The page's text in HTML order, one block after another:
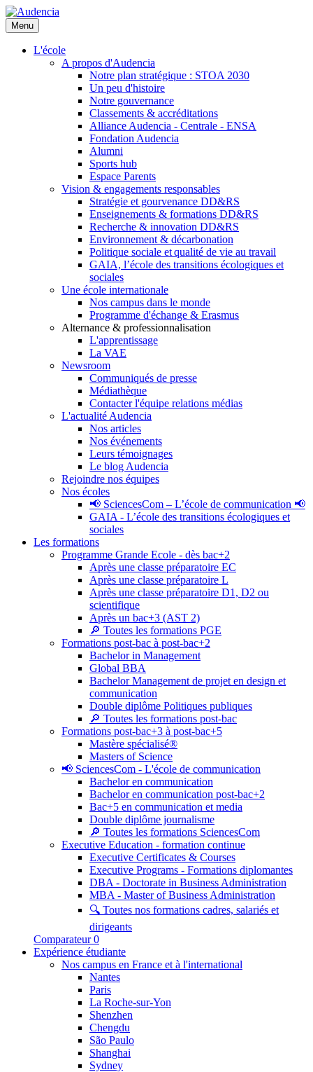
Aller
au
contenu
principal
Menu
L'école
A propos d'Audencia
Notre plan stratégique : STOA 2030
Un peu d'histoire
Notre gouvernance
Classements & accréditations
Alliance Audencia - Centrale - ENSA
Fondation Audencia
Alumni
Sports hub
Espace Parents
Vision & engagements responsables
Stratégie et gourvenance DD&RS
Enseignements & formations DD&RS
Recherche & innovation DD&RS
Environnement & décarbonation
Politique sociale et qualité de vie au travail
GAIA, l’école des transitions écologiques et
sociales
Une école internationale
Nos campus dans le monde
Programme d'échange & Erasmus
Alternance & professionnalisation
L'apprentissage
La VAE
Newsroom
Communiqués de presse
Médiathèque
Contacter l'équipe relations médias
L'actualité Audencia
Nos articles
Nos événements
Leurs témoignages
Le blog Audencia
Rejoindre nos équipes
Nos écoles
📢 SciencesCom – L’école de communication 📢
GAIA - L’école des transitions écologiques et
sociales
Les formations
Programme Grande Ecole - dès bac+2
Après une classe préparatoire EC
Après une classe préparatoire L
Après une classe préparatoire D1, D2 ou
scientifique
Après un bac+3 (AST 2)
🔎 Toutes les formations PGE
Formations post-bac à post-bac+2
Bachelor in Management
Global BBA
Bachelor Management de projet en design et
communication
Double diplôme Politiques publiques
🔎 Toutes les formations post-bac
Formations post-bac+3 à post-bac+5
Mastère spécialisé®
Masters of Science
📢 SciencesCom - L'école de communication
Bachelor en communication
Bachelor en communication post-bac+2
Bac+5 en communication et media
Double diplôme journalisme
🔎 Toutes les formations SciencesCom
Executive Education - formation continue
Executive Certificates & Courses
Executive Programs - Formations diplomantes
DBA - Doctorate in Business Administration
MBA - Master of Business Administration
🔍 Toutes nos formations cadres, salariés et
dirigeants
Comparateur 0
Expérience étudiante
Nos campus en France et à l'international
Nantes
Paris
La Roche-sur-Yon
Shenzhen
Chengdu
São Paulo
Shanghai
Sydney